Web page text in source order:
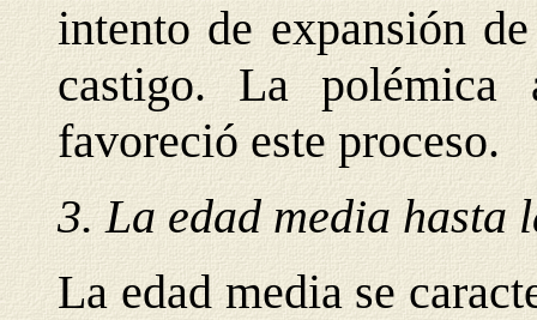
intento de expansión
castigo. La polémica
favoreció este proceso.
3. La edad media hasta
La edad media se